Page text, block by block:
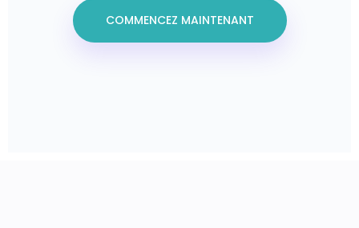
COMMENCEZ MAINTENANT